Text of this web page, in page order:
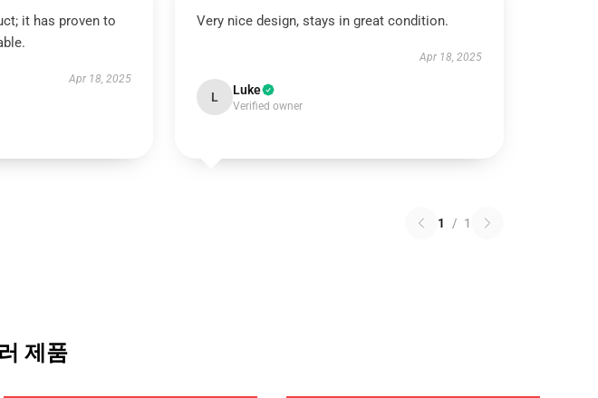
it has proven to
Apr 18, 2025
Very nice design, stays in great condition.
Apr 18, 2025
L Luke
Verified owner
1 / 1
제품